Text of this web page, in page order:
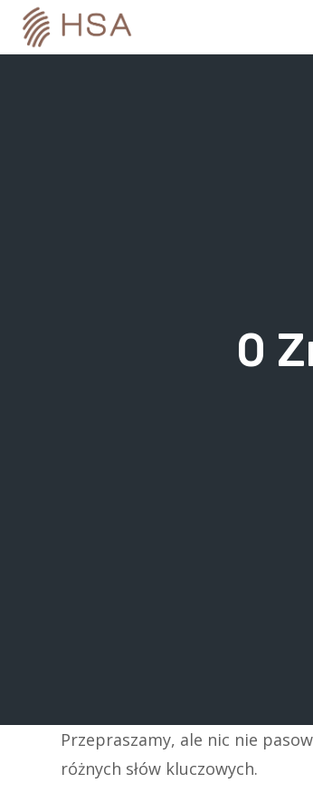
content
0
Przepraszamy, ale nic nie
różnych słów kluczowych.